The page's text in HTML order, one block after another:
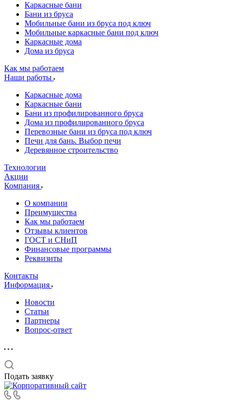
Каркасные бани
Бани из бруса
Мобильные бани из бруса под ключ
Мобильные каркасные бани под ключ
Каркасные дома
Дома из бруса
Как мы работаем
Наши работы
Каркасные дома
Каркасные бани
Бани из профилированного бруса
Дома из профилированного бруса
Перевозные бани из бруса под ключ
Печи для бань. Выбор печи
Деревянное строительство
Технологии
Акции
Компания
О компании
Преимущества
Как мы работаем
Отзывы клиентов
ГОСТ и СНиП
Финансовые программы
Реквизиты
Контакты
Информация
Новости
Статьи
Партнеры
Вопрос-ответ
Подать заявку